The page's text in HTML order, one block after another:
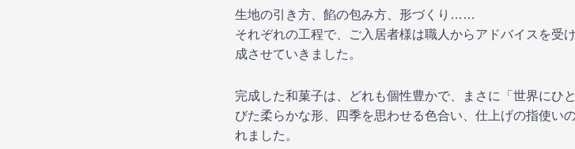
生地の引き方、餡の包み方、形づくり……
それぞれの工程で、ご入居者様は職人からアドバイスを受
成させていきました。
完成した和菓子は、どれも個性豊かで、まさに「世界にひ
びた柔らかな形、四季を思わせる色合い、仕上げの指使い
れました。